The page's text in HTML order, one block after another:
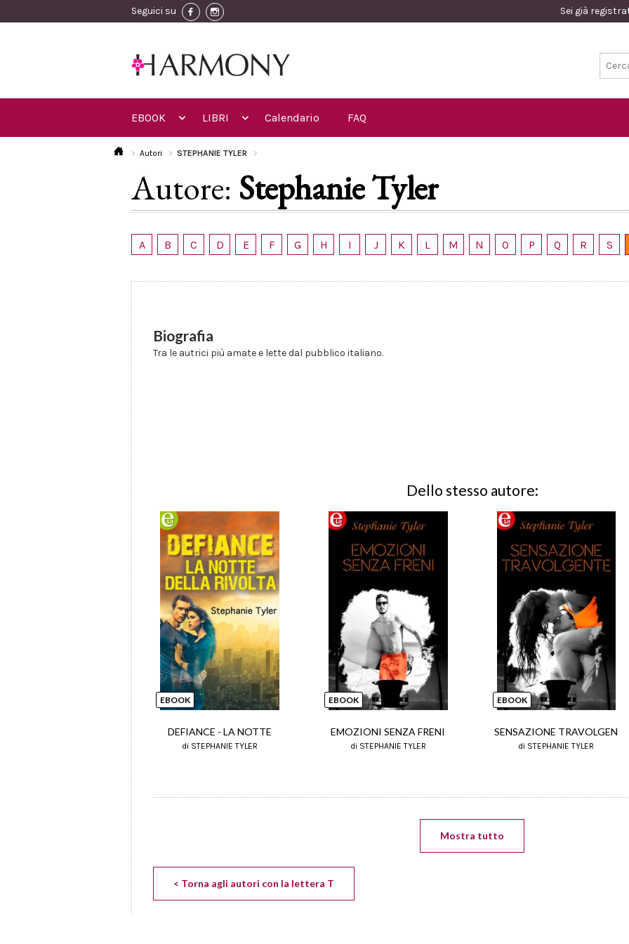
Seguici su Sei già
EBOOK LIBRI Calendario FAQ
Autori STEPHANIE TYLER
Autore: Stephanie Tyler
A B C D E F G H I J K L M N O P Q R S
Biografia
Tra le autrici più amate e lette dal pubblico italiano.
Dello stesso autore:
EBOOK
DEFIANCE - LA NOTTE
di STEPHANIE TYLER
EBOOK
EMOZIONI SENZA FRENI
di STEPHANIE TYLER
EBOOK
SENSAZIONE TRAVOLGEN
di STEPHANIE TYLER
Mostra tutto
< Torna agli autori con la lettera T